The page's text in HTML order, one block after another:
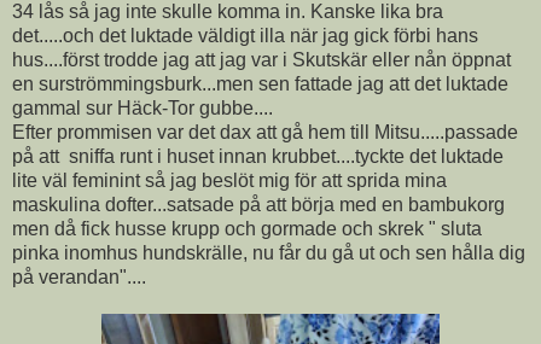
34 lås så jag inte skulle komma in. Kanske lika bra
det.....och det luktade väldigt illa när jag gick förbi hans
hus....först trodde jag att jag var i Skutskär eller nån öppnat
en surströmmingsburk...men sen fattade jag att det luktade
gammal sur Häck-Tor gubbe....
Efter prommisen var det dax att gå hem till Mitsu.....passade
på att sniffa runt i huset innan krubbet....tyckte det luktade
lite väl feminint så jag beslöt mig för att sprida mina
maskulina dofter...satsade på att börja med en bambukorg
men då fick husse krupp och gormade och skrek " sluta
pinka inomhus hundskrälle, nu får du gå ut och sen hålla dig
på verandan"....